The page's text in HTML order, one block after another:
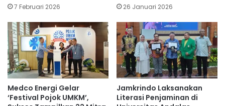
7 Februari 2026 26 Januari 2026
Medco Energi Gelar
‘Festival Pojok UMKM’,
Jamkrindo Laksanakan
Literasi Penjaminan di